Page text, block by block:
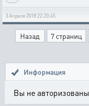
3 Апреля 2018 22:20:45
Назад 7 страниц
Информация
Вы не авторизованы